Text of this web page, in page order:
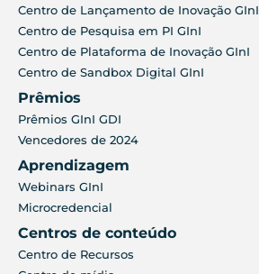
Centro de Lançamento de Inovação GInI
Centro de Pesquisa em PI GInI
Centro de Plataforma de Inovação GInI
Centro de Sandbox Digital GInI
Prêmios
Prêmios GInI GDI
Vencedores de 2024
Aprendizagem
Webinars GInI
Microcredencial
Centros de conteúdo
Centro de Recursos